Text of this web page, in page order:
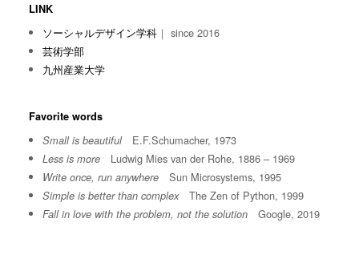
LINK
ソーシャルデザイン学科 ｜ since 2016
芸術学部
九州産業大学
Favorite words
Small is beautifulE.F.Schumacher, 1973
Less is more Ludwig Mies van der Rohe, 1886 – 1969
Write once, run anywhere Sun Microsystems, 1995
Simple is better than complexThe Zen of Python, 1999
Fall in love with the problem, not the solution Google, 2019